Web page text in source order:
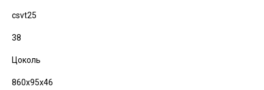
csvt25
38
Цоколь
860х95х46